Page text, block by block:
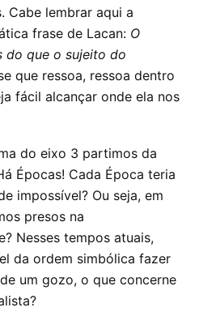
Cabe lembrar aqui a
frase de Lacan: O
do que o sujeito do
que ressoa, ressoa dentro
fácil alcançar onde ela nos
do eixo 3 partimos da
Épocas! Cada Época teria
impossível? Ou seja, em
presos na
Nesses tempos atuais,
da ordem simbólica fazer
um gozo, o que concerne